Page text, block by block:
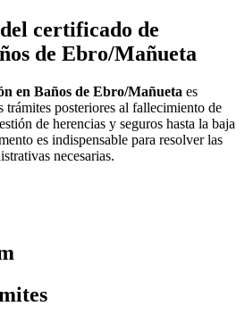
certificado de
de Ebro/Mañueta
en Baños de Ebro/Mañueta es
trámites posteriores al fallecimiento de
de herencias y seguros hasta la baja
es indispensable para resolver las
necesarias.